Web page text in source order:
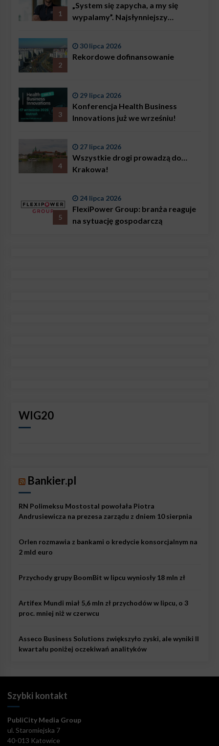
1
„System się zapycha, a my się
wypalamy”. Najsłynniejszy
problemem są nie tylko choroby
2
30 lipca 2026
Rekordowe dofinansowanie
3
29 lipca 2026
Konferencja Health Business
Innovations już we wrześniu!
4
27 lipca 2026
Wszystkie drogi prowadzą do…
Krakowa!
5
24 lipca 2026
FlexiPower Group: branża reaguje
na sytuację gospodarczą
WIG20
Bankier.pl
RN Polimeksu Mostostal powołała Piotra
Andrusiewicza na prezesa zarządu z dniem 10 sierpnia
Orlen rozmawia z bankami o kredycie konsorcjalnym na
2 mld euro
Przychody grupy BoomBit w lipcu wyniosły 18 mln zł
Artifex Mundi miał 5,6 mln zł przychodów w lipcu, o 3
proc. mniej niż w czerwcu
Asseco Business Solutions zwiększyło zyski, ale wyniki II
kwartału poniżej oczekiwań analityków
Szybki kontakt
PubliCity Media Group
ul. Staromiejska 7
40-013 Katowice